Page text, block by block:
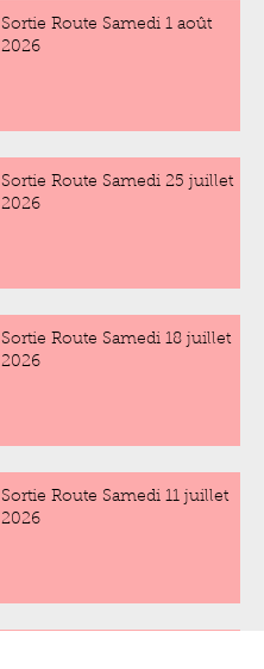
Sortie Route Samedi 1 août
2026
Sortie Route Samedi 25 juillet
2026
Sortie Route Samedi 18 juillet
2026
Sortie Route Samedi 11 juillet
2026